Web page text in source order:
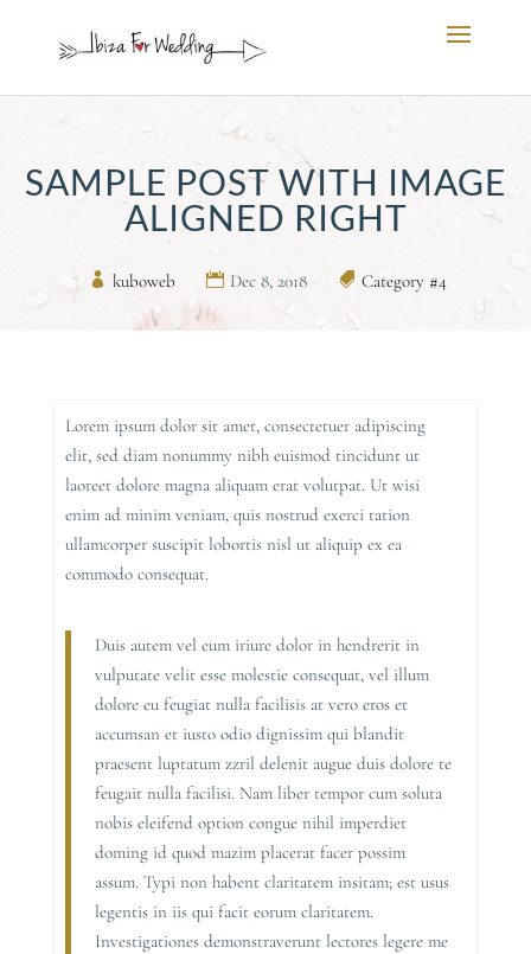
SAMPLE POST WITH IMAGE
ALIGNED RIGHT
by kuboweb Dec 8, 2018 Category #4
Lorem ipsum dolor sit amet, consectetuer adipiscing
elit, sed diam nonummy nibh euismod tincidunt ut
laoreet dolore magna aliquam erat volutpat. Ut wisi
enim ad minim veniam, quis nostrud exerci tation
ullamcorper suscipit lobortis nisl ut aliquip ex ea
commodo consequat.
Duis autem vel eum iriure dolor in hendrerit in
vulputate velit esse molestie consequat, vel illum
dolore eu feugiat nulla facilisis at vero eros et
accumsan et iusto odio dignissim qui blandit
praesent luptatum zzril delenit augue duis dolore te
feugait nulla facilisi. Nam liber tempor cum soluta
nobis eleifend option congue nihil imperdiet
doming id quod mazim placerat facer possim
assum. Typi non habent claritatem insitam; est usus
legentis in iis qui facit eorum claritatem.
Investigationes demonstraverunt lectores legere me